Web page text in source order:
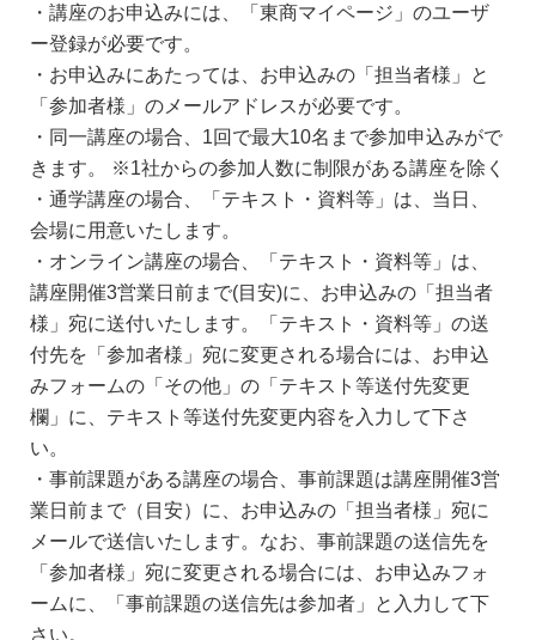
・講座のお申込みには、「東商マイページ」のユーザ
ー登録が必要です。
・お申込みにあたっては、お申込みの「担当者様」と
「参加者様」のメールアドレスが必要です。
・同一講座の場合、1回で最大10名まで参加申込みがで
きます。 ※1社からの参加人数に制限がある講座を除く
・通学講座の場合、「テキスト・資料等」は、当日、
会場に用意いたします。
・オンライン講座の場合、「テキスト・資料等」は、
講座開催3営業日前まで(目安)に、お申込みの「担当者
様」宛に送付いたします。「テキスト・資料等」の送
付先を「参加者様」宛に変更される場合には、お申込
みフォームの「その他」の「テキスト等送付先変更
欄」に、テキスト等送付先変更内容を入力して下さ
い。
・事前課題がある講座の場合、事前課題は講座開催3営
業日前まで（目安）に、お申込みの「担当者様」宛に
メールで送信いたします。なお、事前課題の送信先を
「参加者様」宛に変更される場合には、お申込みフォ
ームに、「事前課題の送信先は参加者」と入力して下
さい。